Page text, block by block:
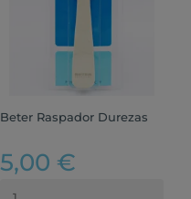
Beter Raspador Durezas
5,00 €